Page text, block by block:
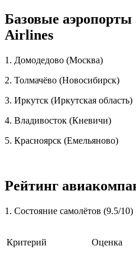
Базовые
Airlines
1. Домодедово (Москва)
2. Толмачёво (Новосибирск)
3. Иркутск (Иркутская область)
4. Владивосток (Кневичи)
5. Красноярск (Емельяново)
Рейтинг
1. Состояние самолётов (9.5/10)
Критерий Оценка